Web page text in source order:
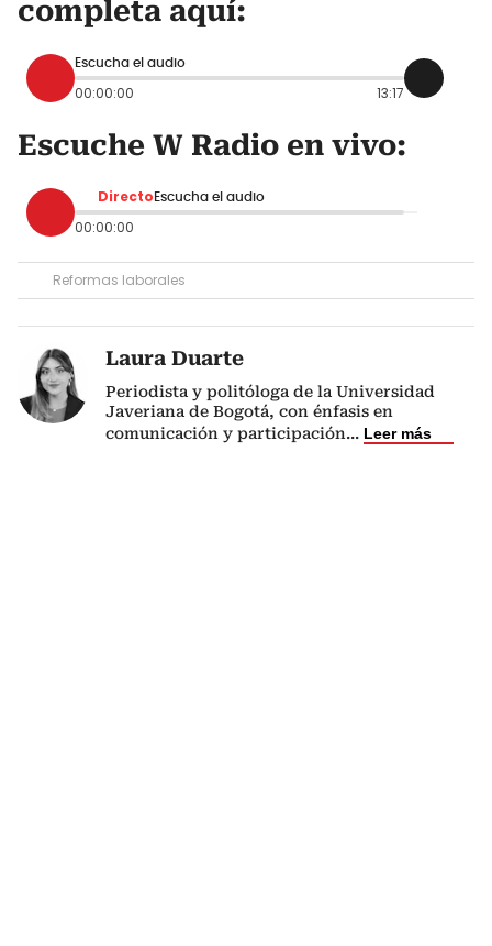
completa aquí:
Escucha el audio
00:00:00 13:17
Escuche W Radio en vivo:
Directo Escucha el audio
00:00:00
Reformas laborales
Laura Duarte
Periodista y politóloga de la Universidad
Javeriana de Bogotá, con énfasis en
comunicación y participación... Leer más